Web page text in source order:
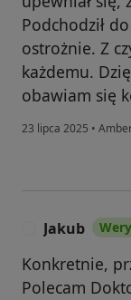
Podchodził
ostrożnie. Z
każdemu.
obawiam się
23 lipca 2025 •
Jakub
Konkretnie,
Polecam